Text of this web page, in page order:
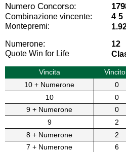
Numero Concorso:
Combinazione vincente:
4 5
Montepremi:
Numerone:
12
Quote Win for Life
Vincita
10 + Numerone
0
10
0
9 + Numerone
0
9
2
8 + Numerone
2
7 + Numerone
6